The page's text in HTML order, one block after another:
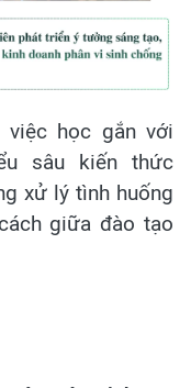
việc học gắn với
sâu kiến thức
xử lý tình huống
giữa đào tạo